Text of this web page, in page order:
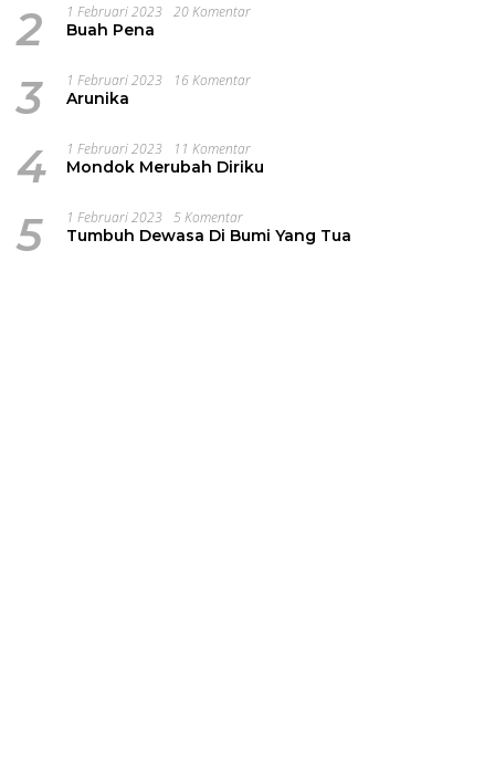
2 1 Februari 2023 20 Komentar
Buah Pena
3 1 Februari 2023 16 Komentar
Arunika
4 1 Februari 2023 11 Komentar
Mondok Merubah Diriku
5 1 Februari 2023 5 Komentar
Tumbuh Dewasa Di Bumi Yang Tua